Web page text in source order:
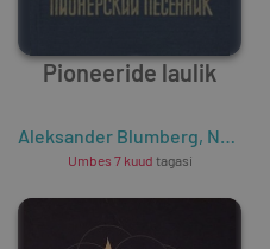
Pioneeride laulik
Aleksander Blumberg, Neeme Laanepõld
Umbes 7 kuud tagasi